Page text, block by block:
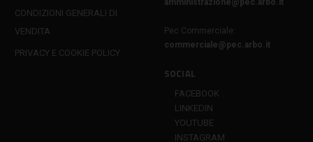
CONDIZIONI GENERALI DI
VENDITA
PRIVACY E COOKIE POLICY
amministrazione@pec.arbo.it
Pec Commerciale:
commerciale@pec.arbo.it
SOCIAL
FACEBOOK
LINKEDIN
YOUTUBE
INSTAGRAM